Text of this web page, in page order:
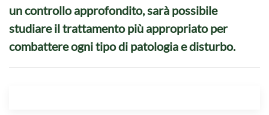
un controllo approfondito, sarà possibile
studiare il trattamento più appropriato per
combattere ogni tipo di patologia e disturbo.